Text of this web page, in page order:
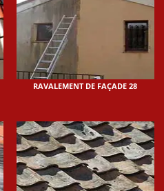
RAVALEMENT DE FAÇADE 28